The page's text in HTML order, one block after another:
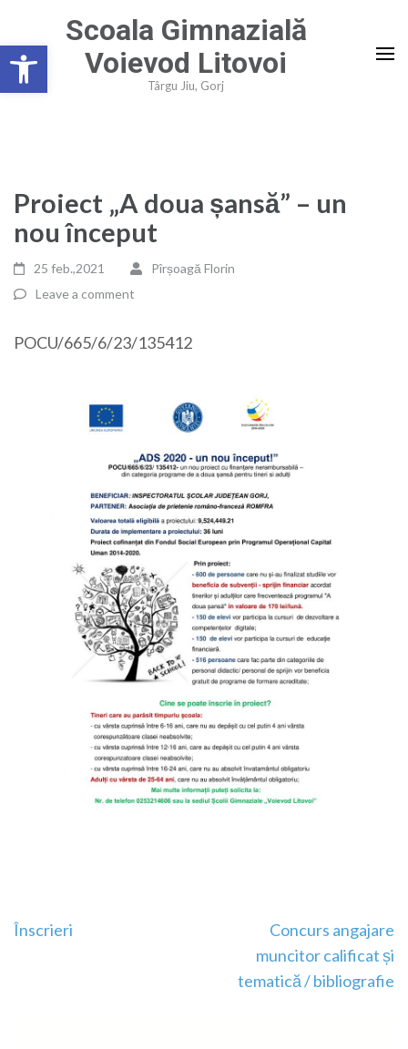
Deschide bara de unelte
content
(Press
Scoala Gimnazială
Voievod Litovoi
Târgu Jiu, Gorj
Proiect „A doua șansă” – un
nou început
25 feb.,2021
Pîrșoagă Florin
Leave a comment
POCU/665/6/23/135412
Navigare
Înscrieri
Concurs angajare
muncitor calificat și
tematică / bibliografie